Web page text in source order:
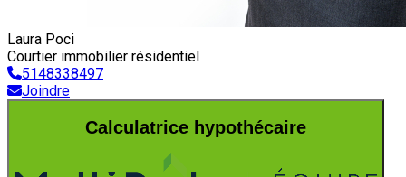
Laura Poci
Courtier immobilier résidentiel
5148338497
Joindre
Calculatrice hypothécaire